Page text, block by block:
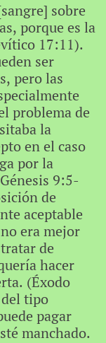
sobre
porque es la
17:11).
ser
pero las
problema de
la
en el caso
por la
9:5-
de
aceptable
era mejor
de
hacer
(Éxodo
tipo
pagar
manchado.